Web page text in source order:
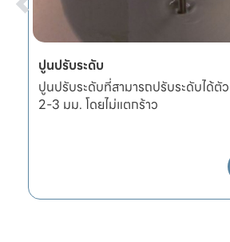
ปูนปรับระดับ
ปูนปรับระดับที่สามารถปรับระดับได้ตั
2-3 มม. โดยไม่แตกร้าว